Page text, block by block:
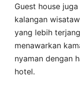
Guest house
kalangan
yang lebih
menawarkan
nyaman dengan
hotel.